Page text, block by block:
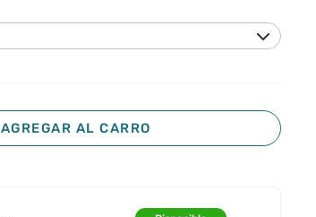
AGREGAR AL CARRO